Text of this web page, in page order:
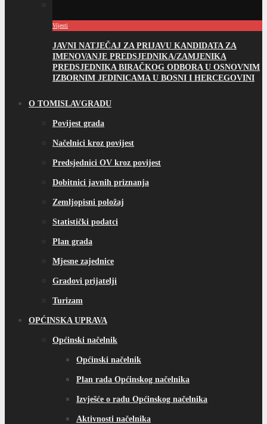
Vijesti
JAVNI NATJEČAJ ZA PRIJAVU KANDIDATA ZA
IMENOVANJE PREDSJEDNIKA/ZAMJENIKA
PREDSJEDNIKA BIRAČKOG ODBORA U OSNOVNIM
IZBORNIM JEDINICAMA U BOSNI I HERCEGOVINI
O TOMISLAVGRADU
Povijest grada
Načelnici kroz povijest
Predsjednici OV kroz povijest
Dobitnici javnih priznanja
Zemljopisni položaj
Statistički podatci
Plan grada
Mjesne zajednice
Gradovi prijatelji
Turizam
OPĆINSKA UPRAVA
Općinski načelnik
Općinski načelnik
Plan rada Općinskog načelnika
Izvješće o radu Općinskog načelnika
Aktivnosti načelnika